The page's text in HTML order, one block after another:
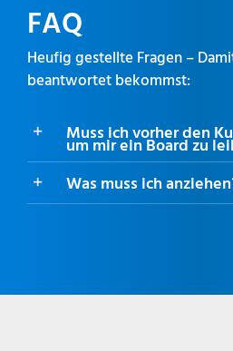
FAQ
Heufig gestellte Fragen –
beantwortet bekommst:
Muss ich vorher den
um mir ein Board zu
Was muss ich